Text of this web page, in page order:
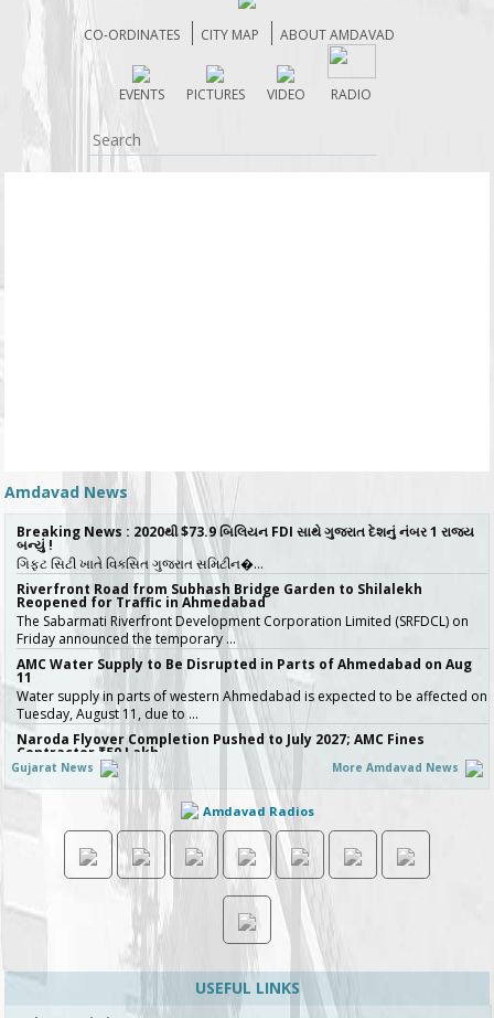
CO-ORDINATES CITY MAP ABOUT AMDAVAD
EVENTS PICTURES VIDEO RADIO
Amdavad News
Breaking News : 2020થી $73.9 બિલિયન FDI સાથે ગુજરાત દેશનું નંબર 1 રાજ્ય
બન્યું !
ગિફ્ટ સિટી ખાતે વિકસિત ગુજરાત સમિટીન�…
Riverfront Road from Subhash Bridge Garden to Shilalekh
Reopened for Traffic in Ahmedabad
The Sabarmati Riverfront Development Corporation Limited (SRFDCL) on
Friday announced the temporary …
AMC Water Supply to Be Disrupted in Parts of Ahmedabad on Aug
11
Water supply in parts of western Ahmedabad is expected to be affected on
Tuesday, August 11, due to …
Naroda Flyover Completion Pushed to July 2027; AMC Fines
Contractor ₹50 Lakh
The Amdavad Municipal Corporation (AMC) has extended the deadline for
the ₹276-crore Naroda Flyove…
અમદાવાદની શાળાઓમાં રવિવારે સ્વૈચ્છિક વર્ગોને મંજૂરી, શિક્ષણ વિભાગનો મહત્વપૂર્ણ નિર્ણય,
જુઓ Video
અમદાવાદમાં ભારે વરસાદ બાદ વિદ્યાર્થી…
Ahmedabad Contractor Booked for Duping Trader of Rs 75 Lakh in
Housing Project
The Detection of Crime Branch (DCB) has booked a contractor for allegedly
duping a 43-year-old stock…
Gujarat Govt Bans Analogue Paneer, Butter, Cheese
The Government of Gujarat has announced a complete statewide ban on
non-standard “analog panee…
બિલ્ડરો સાવધાન! મચ્છરોનું બ્રિડિંગ મળ્યું તો AMC કરશે સીધી કાર્યવાહી, 16 બિલ્ડિંગ
Gujarat News More Amdavad News
Amdavad Radios
USEFUL LINKS